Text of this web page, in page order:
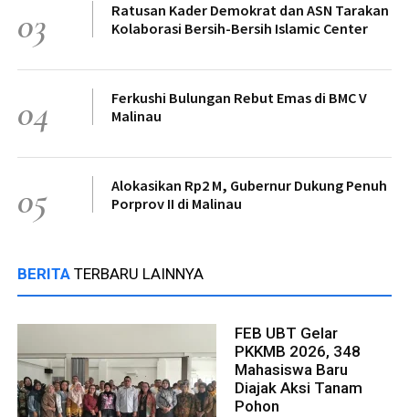
03
Ratusan Kader Demokrat dan ASN Tarakan
Kolaborasi Bersih-Bersih Islamic Center
04
Ferkushi Bulungan Rebut Emas di BMC V
Malinau
05
Alokasikan Rp2 M, Gubernur Dukung Penuh
Porprov II di Malinau
BERITA TERBARU LAINNYA
FEB UBT Gelar
PKKMB 2026, 348
Mahasiswa Baru
Diajak Aksi Tanam
Pohon